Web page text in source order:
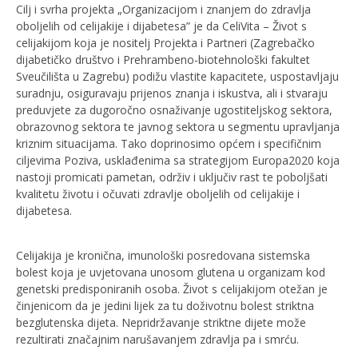
Cilj i svrha projekta „Organizacijom i znanjem do zdravlja
oboljelih od celijakije i dijabetesa” je da CeliVita – Život s
celijakijom koja je nositelj Projekta i Partneri (Zagrebačko
dijabetičko društvo i Prehrambeno-biotehnološki fakultet
Sveučilišta u Zagrebu) podižu vlastite kapacitete, uspostavljaju
suradnju, osiguravaju prijenos znanja i iskustva, ali i stvaraju
preduvjete za dugoročno osnaživanje ugostiteljskog sektora,
obrazovnog sektora te javnog sektora u segmentu upravljanja
kriznim situacijama. Tako doprinosimo općem i specifičnim
ciljevima Poziva, usklađenima sa strategijom Europa2020 koja
nastoji promicati pametan, održiv i uključiv rast te poboljšati
kvalitetu životu i očuvati zdravlje oboljelih od celijakije i
dijabetesa.
Celijakija je kronična, imunološki posredovana sistemska
bolest koja je uvjetovana unosom glutena u organizam kod
genetski predisponiranih osoba. Život s celijakijom otežan je
činjenicom da je jedini lijek za tu doživotnu bolest striktna
bezglutenska dijeta. Nepridržavanje striktne dijete može
rezultirati značajnim narušavanjem zdravlja pa i smrću.